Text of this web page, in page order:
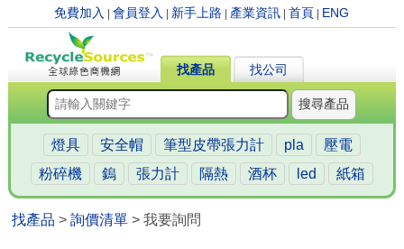
免費加入 |會員登入 新手上路 產業資訊 |首頁 ENG
找產品 找公司
搜尋產品
燈具 安全帽 筆型皮帶張力計 pla
壓電
粉碎機
鎢 張力計 隔熱 酒杯 led 紙箱
找產品 >詢價清單 > 我要詢問